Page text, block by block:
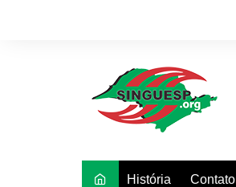
História Contato